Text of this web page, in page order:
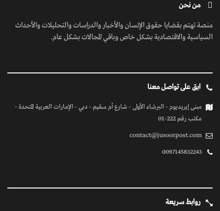
من نحن
منصة تهتم بقضايا حقوق الإنسان والأخبار والدراسات والتحليلات والأحداث
السياسية والاقتصادية بشكل خاص وباقي المجالات بشكل عام.
ابق على تواصل معنا
مبنى إيريديوم - البرشاء الأولى - شارع أم سقيم - دبي - الإمارات العربية المتحدة -
مكتب رقم 222-01
contact@jusoorpost.com
0097145832243
روابط سريعة